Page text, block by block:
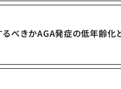
べきかAGA発症の低年齢化